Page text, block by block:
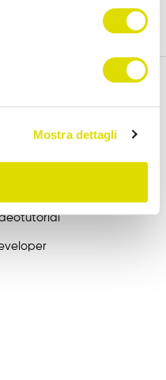
Mostra dettagli